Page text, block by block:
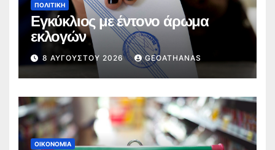
ΠΟΛΙΤΙΚΉ
Εγκύκλιος με έντονο άρωμα
εκλογών
8 ΑΥΓΟΎΣΤΟΥ 2026 GEOATHANAS
ΟΙΚΟΝΟΜΊΑ